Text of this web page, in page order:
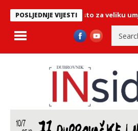
POSLJEDNJE VIJESTI
… malo mjesto za veliku umjetnost”